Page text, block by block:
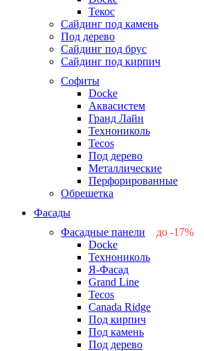
Текос
Сайдинг под камень
Под дерево
Сайдинг под брус
Сайдинг под кирпич
Софиты
Docke
Аквасистем
Гранд Лайн
Технониколь
Tecos
Под дерево
Металлические
Перфорированные
Обрешетка
Фасады
Фасадные панели
до -17%
Docke
Технониколь
Я-Фасад
Grand Line
Tecos
Canada Ridge
Под кирпич
Под камень
Под дерево